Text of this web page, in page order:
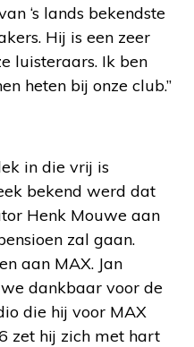
‘s lands bekendste
Hij is een zeer
luisteraars. Ik ben
heten bij onze club.”
in die vrij is
bekend werd dat
Henk Mouwe aan
zal gaan.
aan MAX. Jan
dankbaar voor de
die hij voor MAX
zet hij zich met hart